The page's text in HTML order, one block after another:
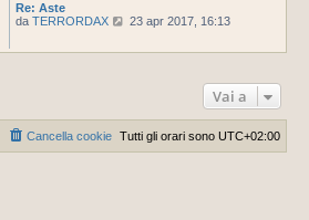
Re: Aste
da TERRORDAX
V
o
m
23 apr 2017, 16:13
Vai a
Tutti gli orari sono UTC+02:00
Cancella cookie